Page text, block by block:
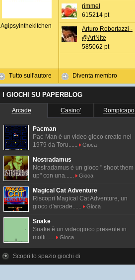
Agipsyinthekitchen
Tutto sull'autore
rimmel
615214 pt
Arturo Robertazzi -
@ArtNite
585062 pt
Diventa membro
I GIOCHI SU PAPERBLOG
Arcade Casino' Rompicapo
Pacman
Pac-Man é un video gioco creato nel
1979 da Toru......
Gioca
Nostradamus
Nostradamus è un gioco " shoot them
up" con una......
Gioca
Magical Cat Adventure
Riscopri Magical Cat Adventure, un
gioco d'arcade......
Gioca
Snake
Snake è un videogioco presente in
molti......
Gioca
Scopri lo spazio giochi di